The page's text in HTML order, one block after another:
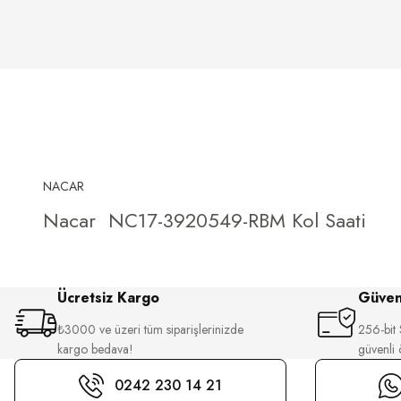
NACAR
Nacar NC17-3920549-RBM Kol Saati
Ücretsiz Kargo
₺3000 ve üzeri tüm siparişlerinizde
kargo bedava!
256-bit
güvenli
0242 230 14 21